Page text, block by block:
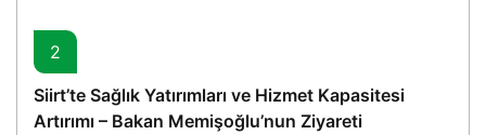
2
Siirt’te Sağlık Yatırımları ve Hizmet Kapasitesi
Artırımı – Bakan Memişoğlu’nun Ziyareti